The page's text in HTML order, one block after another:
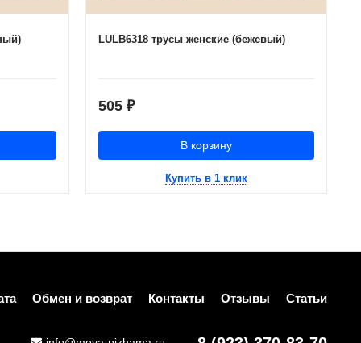
LULB6318 трусы женские (бежевый)
505 ₽
В корзину
Купить в 1 клик
Обмен и возврат Контакты Отзывы Статьи